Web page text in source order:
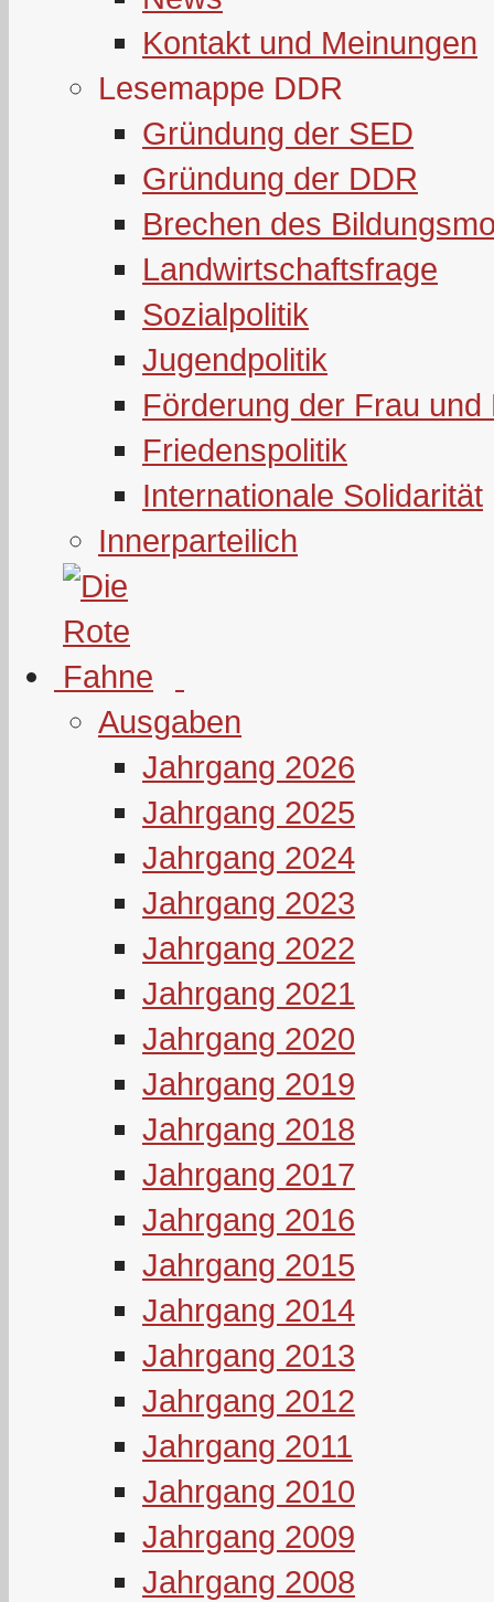
Kontakt und Meinungen
Lesemappe DDR
Gründung der SED
Gründung der DDR
Brechen des
Landwirtschaftsfrage
Sozialpolitik
Jugendpolitik
Förderung der Frau und
Friedenspolitik
Internationale Solidarität
Innerparteilich
Ausgaben
Jahrgang 2026
Jahrgang 2025
Jahrgang 2024
Jahrgang 2023
Jahrgang 2022
Jahrgang 2021
Jahrgang 2020
Jahrgang 2019
Jahrgang 2018
Jahrgang 2017
Jahrgang 2016
Jahrgang 2015
Jahrgang 2014
Jahrgang 2013
Jahrgang 2012
Jahrgang 2011
Jahrgang 2010
Jahrgang 2009
Jahrgang 2008